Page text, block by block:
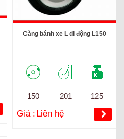
Càng bánh xe L di động L150
150 201 125
Giá : Liên hệ